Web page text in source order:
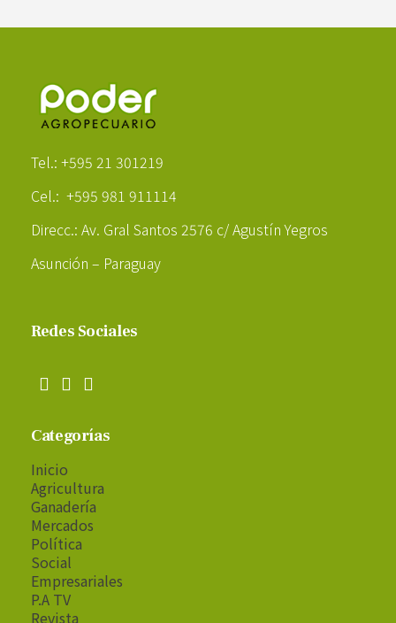
Tel.: +595 21 301219
Cel.: +595 981 911114
Direcc.: Av. Gral Santos 2576 c/ Agustín Yegros
Asunción – Paraguay
Redes Sociales
Categorías
Inicio
Agricultura
Ganadería
Mercados
Política
Social
Empresariales
P.A TV
Revista